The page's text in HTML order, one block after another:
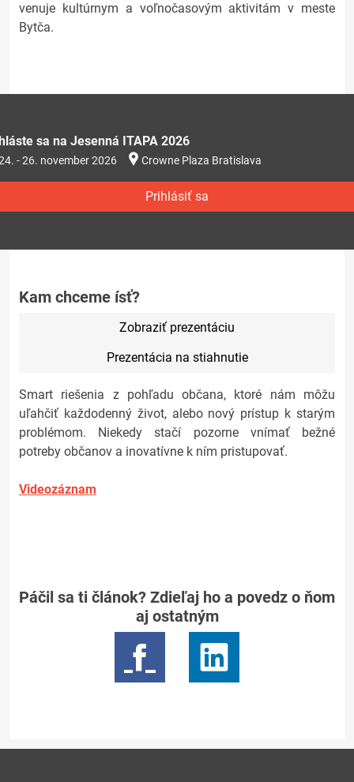
venuje kultúrnym a voľnočasovým aktivitám v meste
Bytča.
sa na Jesenná ITAPA 2026
- 26. november 2026 Crowne Plaza Bratislava
Prihlásiť sa
Kam chceme ísť?
Zobraziť prezentáciu
Prezentácia na stiahnutie
Smart riešenia z pohľadu občana, ktoré nám môžu
uľahčiť každodenný život, alebo nový prístup k starým
problémom. Niekedy stačí pozorne vnímať bežné
potreby občanov a inovatívne k ním pristupovať.
Videozáznam
Páčil sa ti článok? Zdieľaj ho a povedz o ňom
aj ostatným